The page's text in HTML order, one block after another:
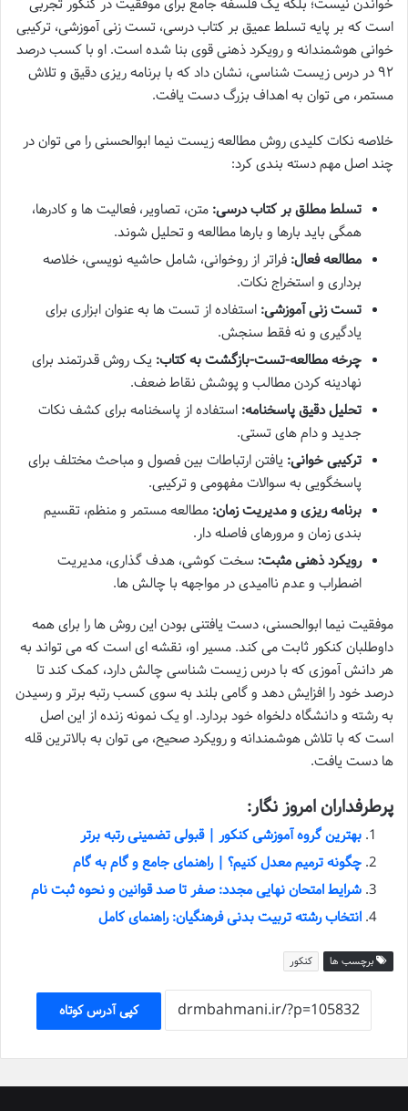
خواندن نیست؛ بلکه یک فلسفه جامع برای موفقیت در کنکور تجربی
است که بر پایه تسلط عمیق بر کتاب درسی، تست زنی آموزشی، ترکیبی
خوانی هوشمندانه و رویکرد ذهنی قوی بنا شده است. او با کسب درصد
۹۲ در درس زیست شناسی، نشان داد که با برنامه ریزی دقیق و تلاش
مستمر، می توان به اهداف بزرگ دست یافت.
خلاصه نکات کلیدی روش مطالعه زیست نیما ابوالحسنی را می توان در
چند اصل مهم دسته بندی کرد:
تسلط مطلق بر کتاب درسی: متن، تصاویر، فعالیت ها و کادرها،
همگی باید بارها و بارها مطالعه و تحلیل شوند.
مطالعه فعال: فراتر از روخوانی، شامل حاشیه نویسی، خلاصه
برداری و استخراج نکات.
تست زنی آموزشی: استفاده از تست ها به عنوان ابزاری برای
یادگیری و نه فقط سنجش.
چرخه مطالعه-تست-بازگشت به کتاب: یک روش قدرتمند برای
نهادینه کردن مطالب و پوشش نقاط ضعف.
تحلیل دقیق پاسخنامه: استفاده از پاسخنامه برای کشف نکات
جدید و دام های تستی.
ترکیبی خوانی: یافتن ارتباطات بین فصول و مباحث مختلف برای
پاسخگویی به سوالات مفهومی و ترکیبی.
برنامه ریزی و مدیریت زمان: مطالعه مستمر و منظم، تقسیم
بندی زمان و مرورهای فاصله دار.
رویکرد ذهنی مثبت: سخت کوشی، هدف گذاری، مدیریت
اضطراب و عدم ناامیدی در مواجهه با چالش ها.
موفقیت نیما ابوالحسنی، دست یافتنی بودن این روش ها را برای همه
داوطلبان کنکور ثابت می کند. مسیر او، نقشه ای است که می تواند به
هر دانش آموزی که با درس زیست شناسی چالش دارد، کمک کند تا
درصد خود را افزایش دهد و گامی بلند به سوی کسب رتبه برتر و رسیدن
به رشته و دانشگاه دلخواه خود بردارد. او یک نمونه زنده از این اصل
است که با تلاش هوشمندانه و رویکرد صحیح، می توان به بالاترین قله
ها دست یافت.
پرطرفداران امروز نگار:
بهترین گروه آموزشی کنکور | قبولی تضمینی رتبه برتر
چگونه ترمیم معدل کنیم؟ | راهنمای جامع و گام به گام
شرایط امتحان نهایی مجدد: صفر تا صد قوانین و نحوه ثبت نام
انتخاب رشته تربیت بدنی فرهنگیان: راهنمای کامل
برچسب ها کنکور
کپی آدرس کوتاه